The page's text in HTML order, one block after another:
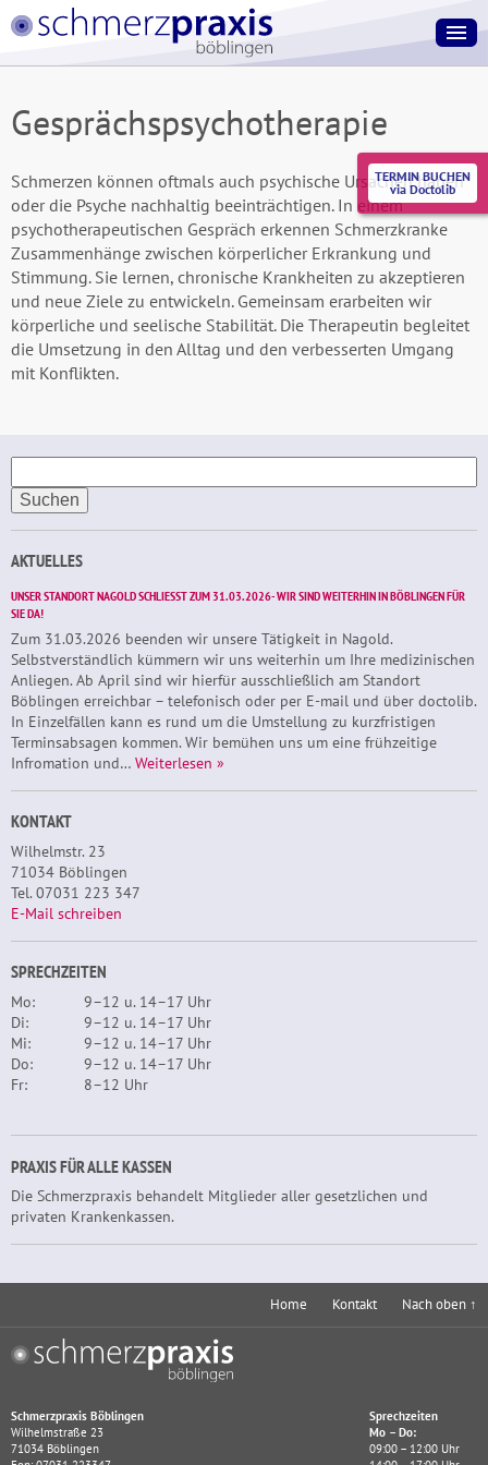
Gesprächspsychotherapie
Schmerzen können oftmals auch psychische Ursachen haben
oder die Psyche nachhaltig beeinträchtigen. In einem
psychotherapeutischen Gespräch erkennen Schmerzkranke
Zusammenhänge zwischen körperlicher Erkrankung und
Stimmung. Sie lernen, chronische Krankheiten zu akzeptieren
und neue Ziele zu entwickeln. Gemeinsam erarbeiten wir
körperliche und seelische Stabilität. Die Therapeutin begleitet
die Umsetzung in den Alltag und den verbesserten Umgang
mit Konflikten.
nach:
AKTUELLES
UNSER STANDORT NAGOLD SCHLIESST ZUM 31.03.2026- WIR SIND WEITERHIN IN BÖBLINGEN FÜR S
IE DA!
Zum 31.03.2026 beenden wir unsere Tätigkeit in Nagold.
Selbstverständlich kümmern wir uns weiterhin um Ihre medizinischen
Anliegen. Ab April sind wir hierfür ausschließlich am Standort
Böblingen erreichbar – telefonisch oder per E-mail und über doctolib.
In Einzelfällen kann es rund um die Umstellung zu kurzfristigen
Terminsabsagen kommen. Wir bemühen uns um eine frühzeitige
Infromation und… Weiterlesen »
KONTAKT
Wilhelmstr. 23
71034 Böblingen
Tel. 07031 223 347
E-Mail schreiben
SPRECHZEITEN
Mo:
9–12 u. 14–17 Uhr
Di:
9–12 u. 14–17 Uhr
Mi:
9–12 u. 14–17 Uhr
Do:
9–12 u. 14–17 Uhr
Fr:
8–12 Uhr
PRAXIS FÜR ALLE KASSEN
Die Schmerzpraxis behandelt Mitglieder aller gesetzlichen und
privaten Krankenkassen.
Home Kontakt Nach oben ↑
Schmerzpraxis Böblingen
Wilhelmstraße 23
71034 Böblingen
Sprechzeiten
Mo – Do:
09:00 – 12:00 Uhr
TERMIN BUCHEN
via Doctolib